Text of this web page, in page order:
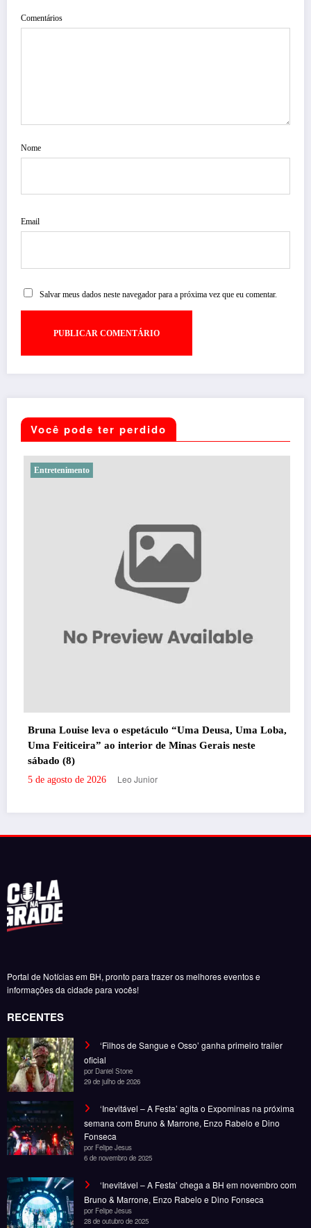
Comentários
Nome
Email
Salvar meus dados neste navegador para a próxima vez que eu comentar.
Você pode ter perdido
Entretenimento
Bruna Louise leva o espetáculo “Uma Deusa, Uma Loba,
Uma Feiticeira” ao interior de Minas Gerais neste
sábado (8)
5 de agosto de 2026 Leo Junior
Portal de Notícias em BH, pronto para trazer os melhores eventos e
informações da cidade para vocês!
RECENTES
‘Filhos de Sangue e Osso’ ganha primeiro trailer
oficial
por Daniel Stone
29 de julho de 2026
‘Inevitável – A Festa’ agita o Expominas na próxima
semana com Bruno & Marrone, Enzo Rabelo e Dino
Fonseca
por Felipe Jesus
6 de novembro de 2025
‘Inevitável – A Festa’ chega a BH em novembro com
Bruno & Marrone, Enzo Rabelo e Dino Fonseca
por Felipe Jesus
28 de outubro de 2025